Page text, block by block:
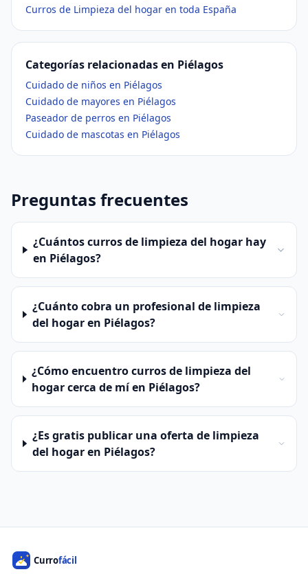
Curros de Limpieza del hogar en toda España
Categorías relacionadas en Piélagos
Cuidado de niños en Piélagos
Cuidado de mayores en Piélagos
Paseador de perros en Piélagos
Cuidado de mascotas en Piélagos
Preguntas frecuentes
¿Cuántos curros de limpieza del hogar hay
en Piélagos?
¿Cuánto cobra un profesional de limpieza
del hogar en Piélagos?
¿Cómo encuentro curros de limpieza del
hogar cerca de mí en Piélagos?
¿Es gratis publicar una oferta de limpieza
del hogar en Piélagos?